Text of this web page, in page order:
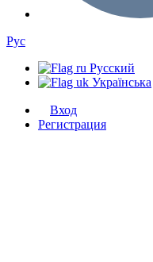
Рус
Русский
Українська
Вход
Регистрация